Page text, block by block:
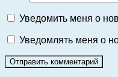
Уведомить меня о
Уведомлять меня о